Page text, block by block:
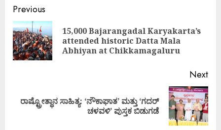
Continue
Reading
Previous
15,000 Bajarangadal Karyakarta’s
attended historic Datta Mala
Abhiyan at Chikkamagaluru
Next
Next
ರಾಷ್ಟ್ರೋತ್ಥಾನ ಸಾಹಿತ್ಯ: ‘ನೌಕಾಘಾತ’ ಮತ್ತು ‘ಗದರ್
ಚಳವಳಿ’ ಪುಸ್ತಕ ಬಿಡುಗಡೆ